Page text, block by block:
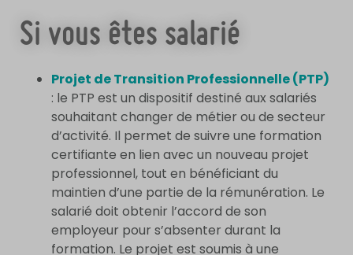
Si vous êtes salarié
Projet de Transition Professionnelle (PTP)
: le PTP est un dispositif destiné aux salariés
souhaitant changer de métier ou de secteur
d’activité. Il permet de suivre une formation
certifiante en lien avec un nouveau projet
professionnel, tout en bénéficiant du
maintien d’une partie de la rémunération. Le
salarié doit obtenir l’accord de son
employeur pour s’absenter durant la
formation. Le projet est soumis à une